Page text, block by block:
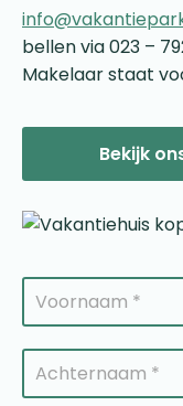
bellen via 023 –
Makelaar staat
Bekijk